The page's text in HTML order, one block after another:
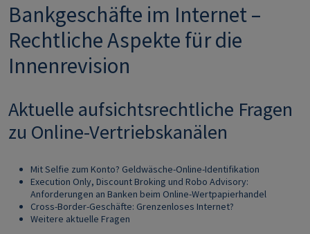
Bankgeschäfte im Internet –
Rechtliche Aspekte für die
Innenrevision
Aktuelle aufsichtsrechtliche Fragen
zu Online-Vertriebskanälen
Mit Selfie zum Konto? Geldwäsche-Online-Identifikation
Execution Only, Discount Broking und Robo Advisory:
Anforderungen an Banken beim Online-Wertpapierhandel
Cross-Border-Geschäfte: Grenzenloses Internet?
Weitere aktuelle Fragen